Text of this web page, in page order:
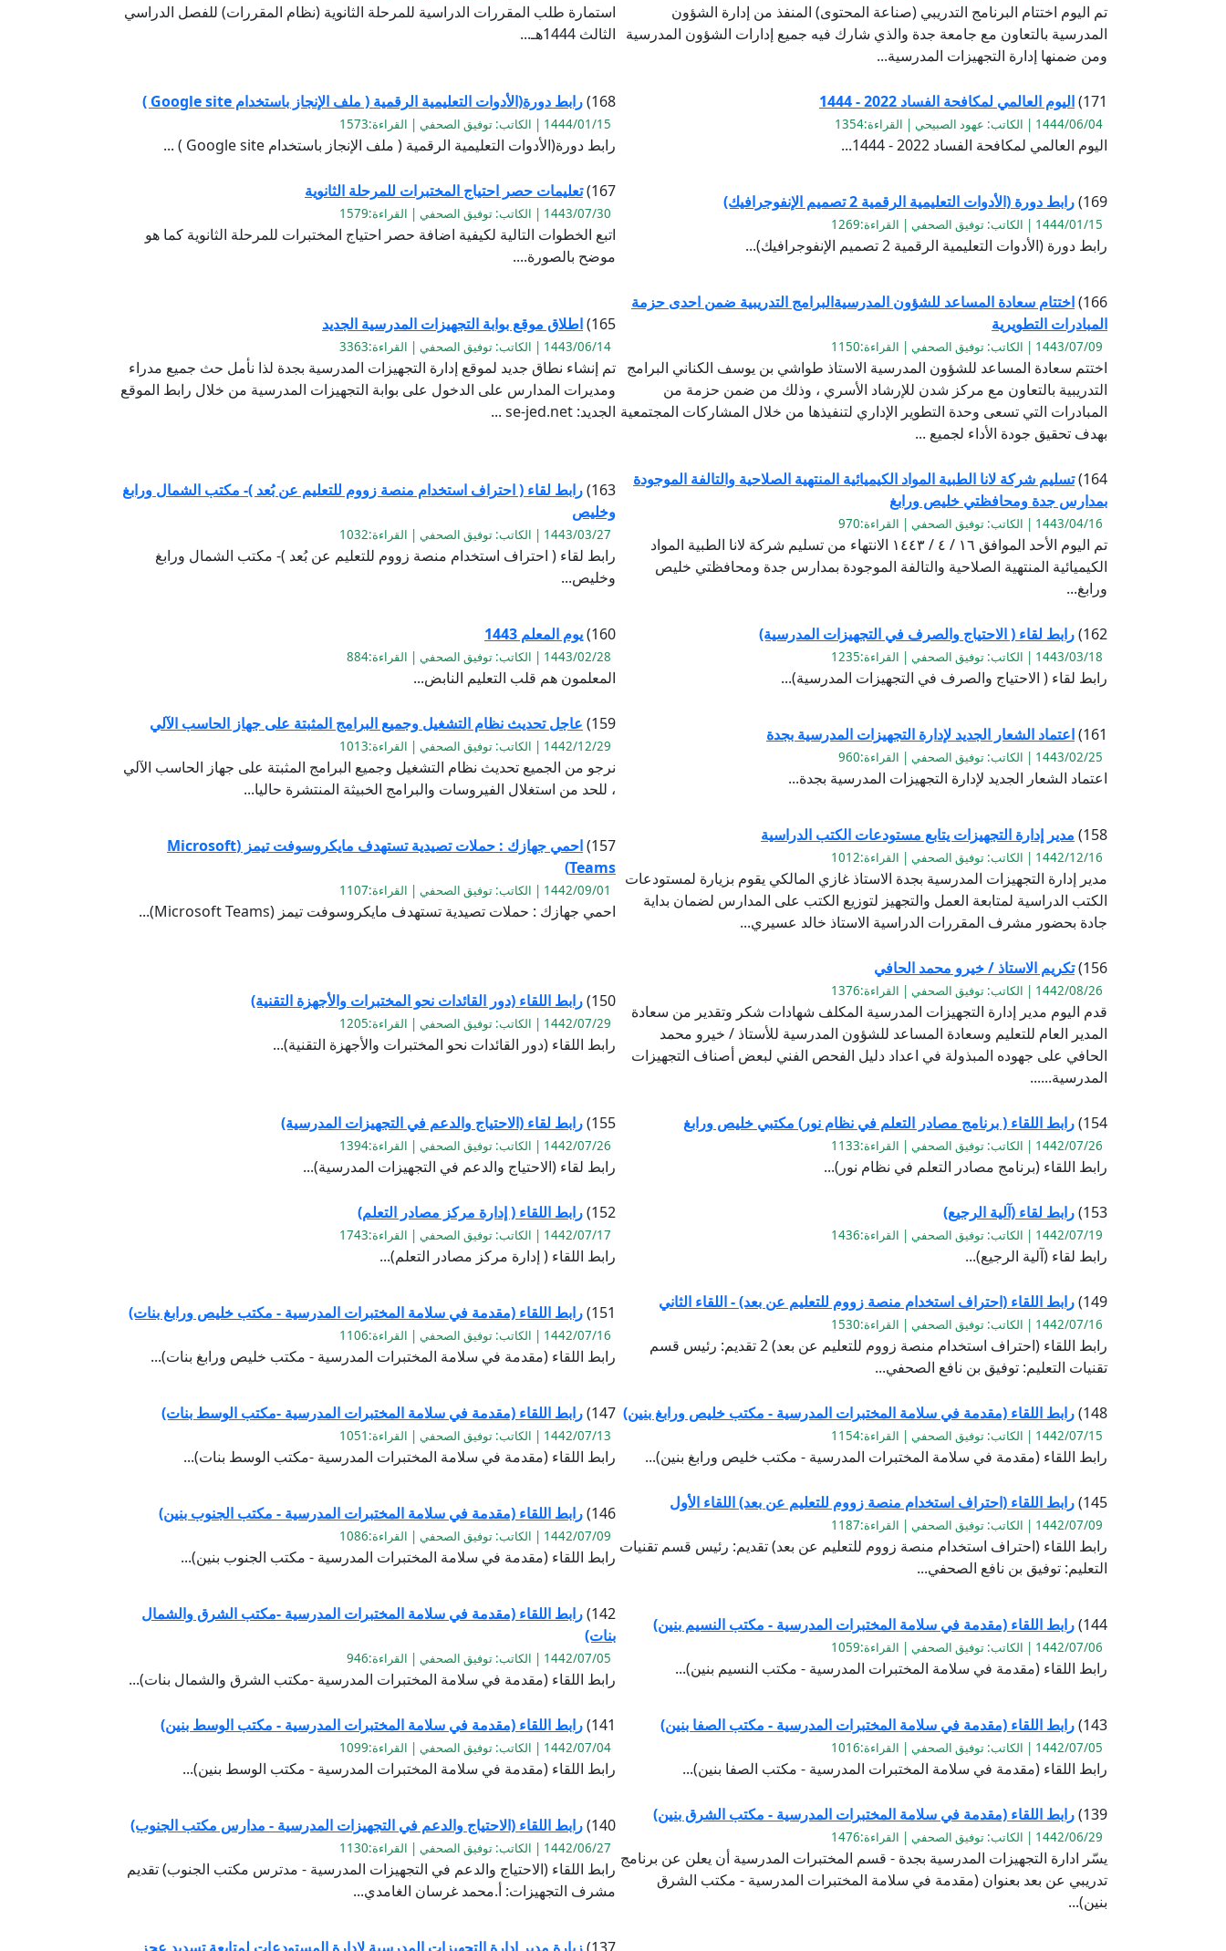
تم اليوم اختتام البرنامج التدريبي (صناعة المحتوى) المنفذ من إدارة الشؤون
المدرسية بالتعاون مع جامعة جدة والذي شارك فيه جميع إدارات الشؤون المدرسية
ومن ضمنها إدارة التجهيزات المدرسية...
استمارة طلب المقررات الدراسية للمرحلة الثانوية (نظام المقررات) للفصل الدراسي
الثالث 1444هـ...
171) اليوم العالمي لمكافحة الفساد 2022 - 1444
1444/06/04 | الكاتب: عهود الصبيحي | القراءة:1354
اليوم العالمي لمكافحة الفساد 2022 - 1444...
168) رابط دورة(الأدوات التعليمية الرقمية ( ملف الإنجاز باستخدام Google site )
1444/01/15 | الكاتب: توفيق الصحفي | القراءة:1573
رابط دورة(الأدوات التعليمية الرقمية ( ملف الإنجاز باستخدام Google site ) ...
169) رابط دورة (الأدوات التعليمية الرقمية 2 تصميم الإنفوجرافيك)
1444/01/15 | الكاتب: توفيق الصحفي | القراءة:1269
رابط دورة (الأدوات التعليمية الرقمية 2 تصميم الإنفوجرافيك)...
167) تعليمات حصر احتياج المختبرات للمرحلة الثانوية
1443/07/30 | الكاتب: توفيق الصحفي | القراءة:1579
اتبع الخطوات التالية لكيفية اضافة حصر احتياج المختبرات للمرحلة الثانوية كما هو
موضح بالصورة....
166) اختتام سعادة المساعد للشؤون المدرسيةالبرامج التدريبية ضمن احدى حزمة
المبادرات التطويرية
1443/07/09 | الكاتب: توفيق الصحفي | القراءة:1150
اختتم سعادة المساعد للشؤون المدرسية الاستاذ طواشي بن يوسف الكناني البرامج
التدريبية بالتعاون مع مركز شدن للإرشاد الأسري ، وذلك من ضمن حزمة من
المبادرات التي تسعى وحدة التطوير الإداري لتنفيذها من خلال المشاركات المجتمعية
بهدف تحقيق جودة الأداء لجميع ...
165) اطلاق موقع بوابة التجهيزات المدرسية الجديد
1443/06/14 | الكاتب: توفيق الصحفي | القراءة:3363
تم إنشاء نطاق جديد لموقع إدارة التجهيزات المدرسية بجدة لذا نأمل حث جميع مدراء
ومديرات المدارس على الدخول على بوابة التجهيزات المدرسية من خلال رابط الموقع
الجديد: se-jed.net ...
164) تسليم شركة لانا الطبية المواد الكيميائية المنتهية الصلاحية والتالفة الموجودة
بمدارس جدة ومحافظتي خليص ورابغ
1443/04/16 | الكاتب: توفيق الصحفي | القراءة:970
تم اليوم الأحد الموافق ١٦ / ٤ / ١٤٤٣ الانتهاء من تسليم شركة لانا الطبية المواد
الكيميائية المنتهية الصلاحية والتالفة الموجودة بمدارس جدة ومحافظتي خليص
ورابغ...
163) رابط لقاء ( احتراف استخدام منصة زووم للتعليم عن بُعد )- مكتب الشمال ورابغ
وخليص
1443/03/27 | الكاتب: توفيق الصحفي | القراءة:1032
رابط لقاء ( احتراف استخدام منصة زووم للتعليم عن بُعد )- مكتب الشمال ورابغ
وخليص...
162) رابط لقاء ( الاحتياج والصرف في التجهيزات المدرسية)
1443/03/18 | الكاتب: توفيق الصحفي | القراءة:1235
رابط لقاء ( الاحتياج والصرف في التجهيزات المدرسية)...
160) يوم المعلم 1443
1443/02/28 | الكاتب: توفيق الصحفي | القراءة:884
المعلمون هم قلب التعليم النابض...
161) اعتماد الشعار الجديد لإدارة التجهيزات المدرسية بجدة
1443/02/25 | الكاتب: توفيق الصحفي | القراءة:960
اعتماد الشعار الجديد لإدارة التجهيزات المدرسية بجدة...
159) عاجل تحديث نظام التشغيل وجميع البرامج المثبتة على جهاز الحاسب الآلي
1442/12/29 | الكاتب: توفيق الصحفي | القراءة:1013
نرجو من الجميع تحديث نظام التشغيل وجميع البرامج المثبتة على جهاز الحاسب الآلي
، للحد من استغلال الفيروسات والبرامج الخبيثة المنتشرة حاليا...
158) مدير إدارة التجهيزات يتابع مستودعات الكتب الدراسية
1442/12/16 | الكاتب: توفيق الصحفي | القراءة:1012
مدير إدارة التجهيزات المدرسية بجدة الاستاذ غازي المالكي يقوم بزيارة لمستودعات
الكتب الدراسية لمتابعة العمل والتجهيز لتوزيع الكتب على المدارس لضمان بداية
جادة بحضور مشرف المقررات الدراسية الاستاذ خالد عسيري...
157)
احمي جهازك : حملات تصيدية تستهدف مايكروسوفت تيمز (Microsoft
Teams)
1442/09/01 | الكاتب: توفيق الصحفي | القراءة:1107
احمي جهازك : حملات تصيدية تستهدف مايكروسوفت تيمز (Microsoft Teams)...
156) تكريم الاستاذ / خيرو محمد الحافي
1442/08/26 | الكاتب: توفيق الصحفي | القراءة:1376
قدم اليوم مدير إدارة التجهيزات المدرسية المكلف شهادات شكر وتقدير من سعادة
المدير العام للتعليم وسعادة المساعد للشؤون المدرسية للأستاذ / خيرو محمد
الحافي على جهوده المبذولة في اعداد دليل الفحص الفني لبعض أصناف التجهيزات
المدرسية......
150) رابط اللقاء (دور القائدات نحو المختبرات والأجهزة التقنية)
1442/07/29 | الكاتب: توفيق الصحفي | القراءة:1205
رابط اللقاء (دور القائدات نحو المختبرات والأجهزة التقنية)...
154) رابط اللقاء ( برنامج مصادر التعلم في نظام نور) مكتبي خليص ورابغ
1442/07/26 | الكاتب: توفيق الصحفي | القراءة:1133
رابط اللقاء (برنامج مصادر التعلم في نظام نور)...
155) رابط لقاء (الاحتياج والدعم في التجهيزات المدرسية)
1442/07/26 | الكاتب: توفيق الصحفي | القراءة:1394
رابط لقاء (الاحتياج والدعم في التجهيزات المدرسية)...
153) رابط لقاء (آلية الرجيع)
1442/07/19 | الكاتب: توفيق الصحفي | القراءة:1436
رابط لقاء (آلية الرجيع)...
152) رابط اللقاء ( إدارة مركز مصادر التعلم)
1442/07/17 | الكاتب: توفيق الصحفي | القراءة:1743
رابط اللقاء ( إدارة مركز مصادر التعلم)...
149) رابط اللقاء (احتراف استخدام منصة زووم للتعليم عن بعد) - اللقاء الثاني
1442/07/16 | الكاتب: توفيق الصحفي | القراءة:1530
رابط اللقاء (احتراف استخدام منصة زووم للتعليم عن بعد) 2 تقديم: رئيس قسم
تقنيات التعليم: توفيق بن نافع الصحفي...
151) رابط اللقاء (مقدمة في سلامة المختبرات المدرسية - مكتب خليص ورابغ بنات)
1442/07/16 | الكاتب: توفيق الصحفي | القراءة:1106
رابط اللقاء (مقدمة في سلامة المختبرات المدرسية - مكتب خليص ورابغ بنات)...
148) رابط اللقاء (مقدمة في سلامة المختبرات المدرسية - مكتب خليص ورابغ بنين)
1442/07/15 | الكاتب: توفيق الصحفي | القراءة:1154
رابط اللقاء (مقدمة في سلامة المختبرات المدرسية - مكتب خليص ورابغ بنين)...
147) رابط اللقاء (مقدمة في سلامة المختبرات المدرسية -مكتب الوسط بنات)
1442/07/13 | الكاتب: توفيق الصحفي | القراءة:1051
رابط اللقاء (مقدمة في سلامة المختبرات المدرسية -مكتب الوسط بنات)...
145) رابط اللقاء (احتراف استخدام منصة زووم للتعليم عن بعد) اللقاء الأول
1442/07/09 | الكاتب: توفيق الصحفي | القراءة:1187
رابط اللقاء (احتراف استخدام منصة زووم للتعليم عن بعد) تقديم: رئيس قسم تقنيات
التعليم: توفيق بن نافع الصحفي...
146) رابط اللقاء (مقدمة في سلامة المختبرات المدرسية - مكتب الجنوب بنين)
1442/07/09 | الكاتب: توفيق الصحفي | القراءة:1086
رابط اللقاء (مقدمة في سلامة المختبرات المدرسية - مكتب الجنوب بنين)...
144) رابط اللقاء (مقدمة في سلامة المختبرات المدرسية - مكتب النسيم بنين)
1442/07/06 | الكاتب: توفيق الصحفي | القراءة:1059
رابط اللقاء (مقدمة في سلامة المختبرات المدرسية - مكتب النسيم بنين)...
142) رابط اللقاء (مقدمة في سلامة المختبرات المدرسية -مكتب الشرق والشمال
بنات)
1442/07/05 | الكاتب: توفيق الصحفي | القراءة:946
رابط اللقاء (مقدمة في سلامة المختبرات المدرسية -مكتب الشرق والشمال بنات)...
143) رابط اللقاء (مقدمة في سلامة المختبرات المدرسية - مكتب الصفا بنين)
1442/07/05 | الكاتب: توفيق الصحفي | القراءة:1016
رابط اللقاء (مقدمة في سلامة المختبرات المدرسية - مكتب الصفا بنين)...
141) رابط اللقاء (مقدمة في سلامة المختبرات المدرسية - مكتب الوسط بنين)
1442/07/04 | الكاتب: توفيق الصحفي | القراءة:1099
رابط اللقاء (مقدمة في سلامة المختبرات المدرسية - مكتب الوسط بنين)...
139) رابط اللقاء (مقدمة في سلامة المختبرات المدرسية - مكتب الشرق بنين)
1442/06/29 | الكاتب: توفيق الصحفي | القراءة:1476
يسّر ادارة التجهيزات المدرسية بجدة - قسم المختبرات المدرسية أن يعلن عن برنامج
تدريبي عن بعد بعنوان (مقدمة في سلامة المختبرات المدرسية - مكتب الشرق
بنين)...
140) رابط اللقاء (الاحتياج والدعم في التجهيزات المدرسية - مدارس مكتب الجنوب)
1442/06/27 | الكاتب: توفيق الصحفي | القراءة:1130
رابط اللقاء (الاحتياج والدعم في التجهيزات المدرسية - مدترس مكتب الجنوب) تقديم
مشرف التجهيزات: أ.محمد غرسان الغامدي...